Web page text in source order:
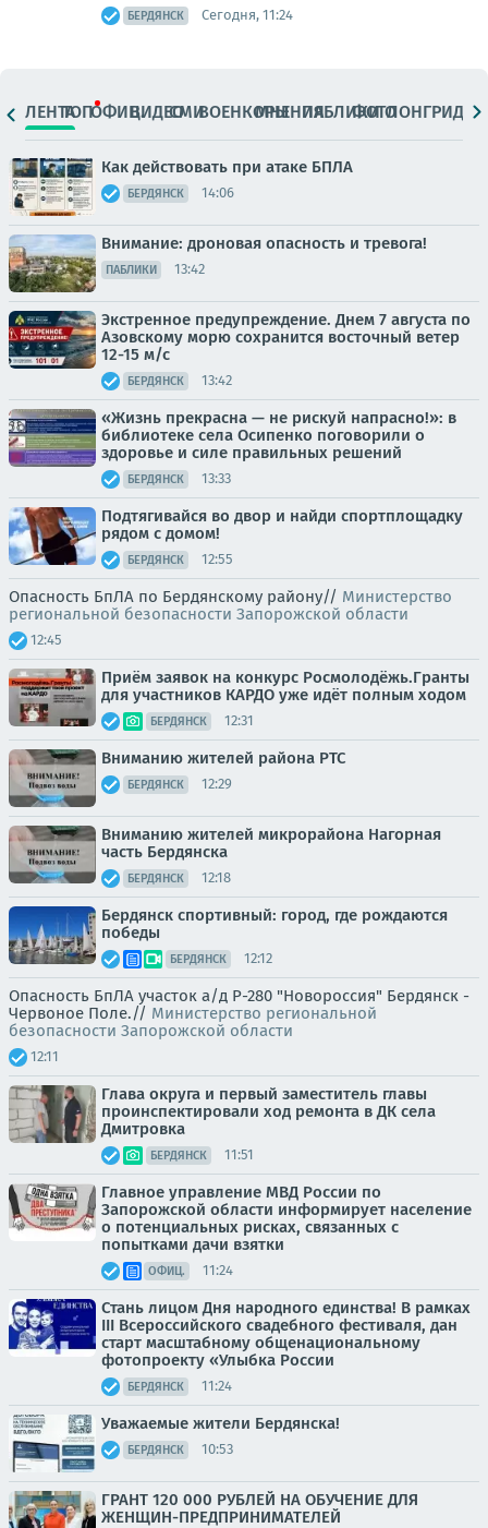
БЕРДЯНСК Сегодня, 11:24
ЛЕНТАТОПОФИЦ.ВИДЕОСМИВОЕНКОРЫМНЕНИЯПАБЛИКИ
ФОТОЛОНГРИДЫ
Как действовать при атаке БПЛА
БЕРДЯНСК 14:06
Внимание: дроновая опасность и тревога!
ПАБЛИКИ 13:42
Экстренное предупреждение. Днем 7 августа по
Азовскому морю сохранится восточный ветер
12-15 м/с
БЕРДЯНСК 13:42
«Жизнь прекрасна — не рискуй напрасно!»: в
библиотеке села Осипенко поговорили о
здоровье и силе правильных решений
БЕРДЯНСК 13:33
Подтягивайся во двор и найди спортплощадку
рядом с домом!
БЕРДЯНСК 12:55
Опасность БпЛА по Бердянскому району// Министерство
региональной безопасности Запорожской области
12:45
Приём заявок на конкурс Росмолодёжь.Гранты
для участников КАРДО уже идёт полным ходом
БЕРДЯНСК 12:31
Вниманию жителей района РТС
БЕРДЯНСК 12:29
Вниманию жителей микрорайона Нагорная
часть Бердянска
БЕРДЯНСК 12:18
Бердянск спортивный: город, где рождаются
победы
БЕРДЯНСК 12:12
Опасность БпЛА участок а/д Р-280 "Новороссия" Бердянск -
Червоное Поле.// Министерство региональной
безопасности Запорожской области
12:11
Глава округа и первый заместитель главы
проинспектировали ход ремонта в ДК села
Дмитровка
БЕРДЯНСК 11:51
Главное управление МВД России по
Запорожской области информирует население
о потенциальных рисках, связанных с
попытками дачи взятки
ОФИЦ. 11:24
Стань лицом Дня народного единства! В рамках
III Всероссийского свадебного фестиваля, дан
старт масштабному общенациональному
фотопроекту «Улыбка России
БЕРДЯНСК 11:24
Уважаемые жители Бердянска!
БЕРДЯНСК 10:53
ГРАНТ 120 000 РУБЛЕЙ НА ОБУЧЕНИЕ ДЛЯ
ЖЕНЩИН-ПРЕДПРИНИМАТЕЛЕЙ